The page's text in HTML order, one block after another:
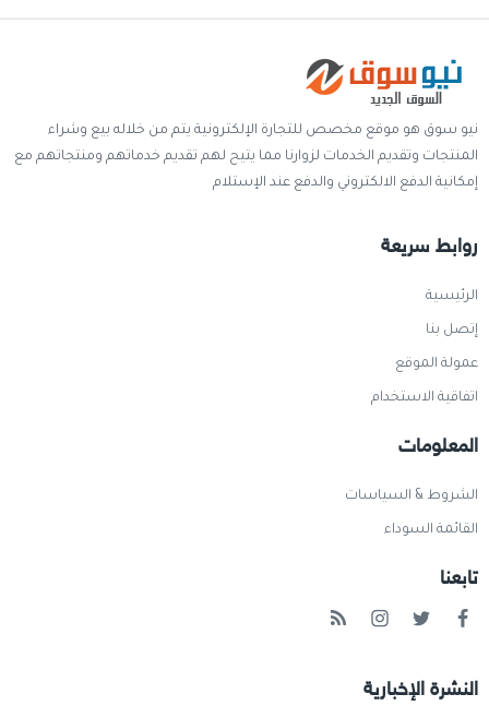
نيو سوق هو موقع مخصص للتجارة الإلكترونية يتم من خلاله بيع وشراء
المنتجات وتقديم الخدمات لزوارنا مما يتيح لهم تقديم خدماتهم ومنتجاتهم مع
إمكانية الدفع الالكتروني والدفع عند الإستلام
روابط سريعة
الرئيسية
إتصل بنا
عمولة الموقع
اتفاقية الاستخدام
المعلومات
الشروط & السياسات
القائمة السوداء
تابعنا
النشرة الإخبارية